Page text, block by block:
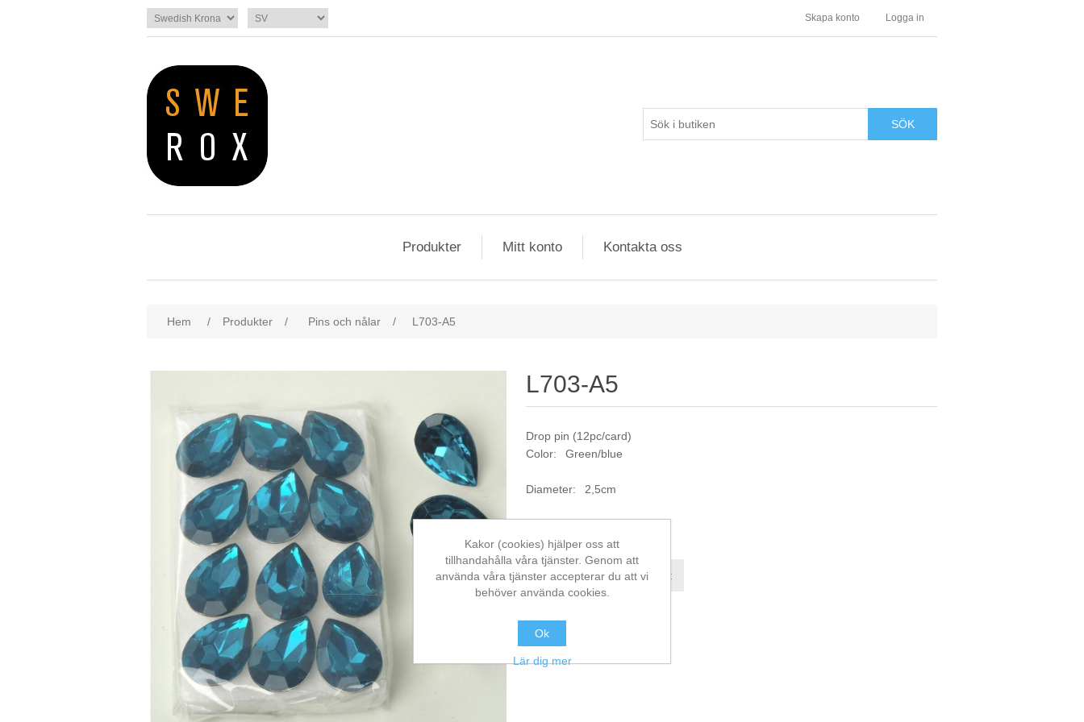
Skapa konto Logga in
SÖK
Produkter Mitt konto Kontakta oss
Hem / Produkter / Pins och nålar / L703-A5
L703-A5
Drop pin (12pc/card)
Color: Green/blue
Diameter: 2,5cm
Jämför denna produkt
Kakor (cookies) hjälper oss att
tillhandahålla våra tjänster. Genom att
använda våra tjänster accepterar du att vi
behöver använda cookies.
Ok
Lär dig mer